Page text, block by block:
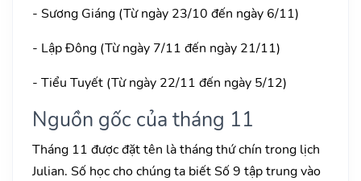
- Sương Giáng (Từ ngày 23/10 đến ngày 6/11)
- Lập Đông (Từ ngày 7/11 đến ngày 21/11)
- Tiểu Tuyết (Từ ngày 22/11 đến ngày 5/12)
Nguồn gốc của tháng 11
Tháng 11 được đặt tên là tháng thứ chín trong lịch
Julian. Số học cho chúng ta biết Số 9 tập trung vào